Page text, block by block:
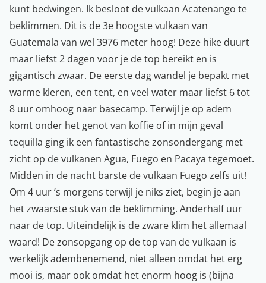
kunt bedwingen. Ik besloot de vulkaan Acatenango te
beklimmen. Dit is de 3e hoogste vulkaan van
Guatemala van wel 3976 meter hoog! Deze hike duurt
maar liefst 2 dagen voor je de top bereikt en is
gigantisch zwaar. De eerste dag wandel je bepakt met
warme kleren, een tent, en veel water maar liefst 6 tot
8 uur omhoog naar basecamp. Terwijl je op adem
komt onder het genot van koffie of in mijn geval
tequilla ging ik een fantastische zonsondergang met
zicht op de vulkanen Agua, Fuego en Pacaya tegemoet.
Midden in de nacht barste de vulkaan Fuego zelfs uit!
Om 4 uur ’s morgens terwijl je niks ziet, begin je aan
het zwaarste stuk van de beklimming. Anderhalf uur
naar de top. Uiteindelijk is de zware klim het allemaal
waard! De zonsopgang op de top van de vulkaan is
werkelijk adembenemend, niet alleen omdat het erg
mooi is, maar ook omdat het enorm hoog is (bijna